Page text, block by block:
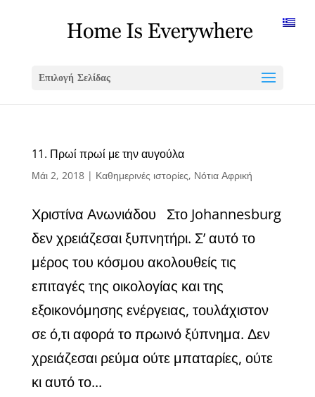
Επιλογή Σελίδας
11. Πρωί πρωί με την αυγούλα
Μάι 2, 2018| Καθημερινές ιστορίες, Νότια Αφρική
Χριστίνα Ανωνιάδου Στο Johannesburg
δεν χρειάζεσαι ξυπνητήρι. Σ’ αυτό το
μέρος του κόσμου ακολουθείς τις
επιταγές της οικολογίας και της
εξοικονόμησης ενέργειας, τουλάχιστον
σε ό,τι αφορά το πρωινό ξύπνημα. Δεν
χρειάζεσαι ρεύμα ούτε μπαταρίες, ούτε
κι αυτό το...